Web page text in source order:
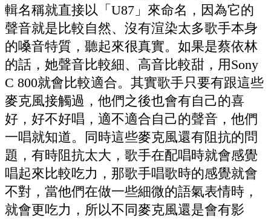
輯名稱就直接以「U87」來命名，因為它的
聲音就是比較自然、沒有渲染太多歌手本身
的嗓音特質，聽起來很真實。如果是蔡依林
的話，她聲音比較細、高音比較甜，用Sony
C 800就會比較適合。其實歌手只要有跟這些
麥克風接觸過，他們之後也會有自己的喜
好，好不好唱，適不適合自己的聲音，他們
一唱就知道。同時這些麥克風還有阻抗的問
題，有時阻抗太大，歌手在配唱時就會感覺
唱起來比較吃力，那歌手唱歌時的感覺就會
不對，當他們在做一些細微的語氣表情時，
就會更吃力，所以不同麥克風還是會有影